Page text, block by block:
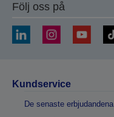
Följ oss på
Kundservice
De senaste erbjudandena